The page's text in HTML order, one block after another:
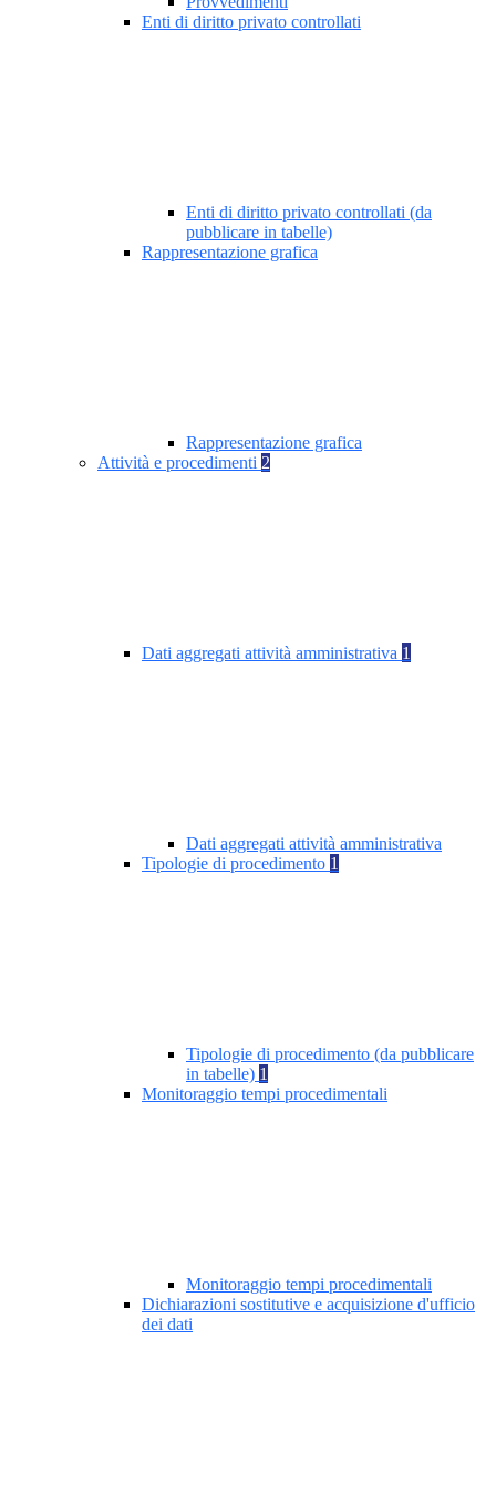
Enti di diritto privato controllati
Enti di diritto privato controllati (da
pubblicare in tabelle)
Rappresentazione grafica
Rappresentazione grafica
Attività e procedimenti 2
Dati aggregati attività amministrativa 1
Dati aggregati attività amministrativa
Tipologie di procedimento 1
Tipologie di procedimento (da pubblicare
in tabelle) 1
Monitoraggio tempi procedimentali
Monitoraggio tempi procedimentali
Dichiarazioni sostitutive e acquisizione d'ufficio
dei dati